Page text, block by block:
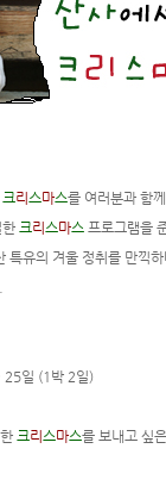
크리 스마스를 여러분과 함
크리 스마스 프로그램을
특유의 겨울 정취를 만끽하
일 (1박 2일)
크리 스마스를 보내고 싶